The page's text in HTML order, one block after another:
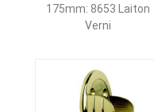
175mm: 8653 Laiton
Verni